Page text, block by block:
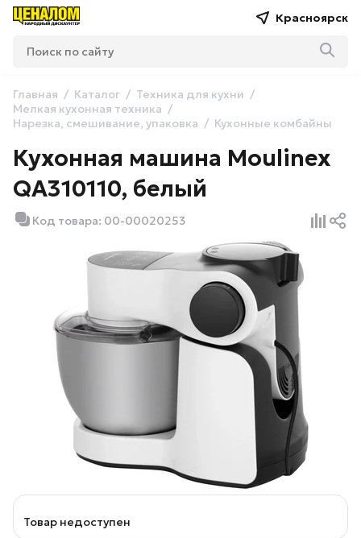
Красноярск
Главная Каталог
Техника для кухни
Мелкая кухонная техника
Нарезка, смешивание, упаковка
Кухонные комбайны
Кухонная машина Moulinex
QA310110, белый
Код товара: 00-00020253
Товар недоступен